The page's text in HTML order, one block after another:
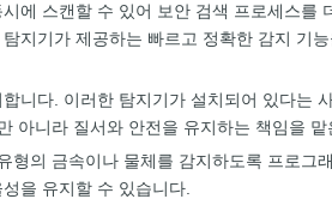
에 스캔할 수 있어 보안 검색 프로세스를
지기가 제공하는 빠르고 정확한 감지 기
다. 이러한 탐지기가 설치되어 있다는
니라 질서와 안전을 유지하는 책임을
의 금속이나 물체를 감지하도록 프로그
을 유지할 수 있습니다.